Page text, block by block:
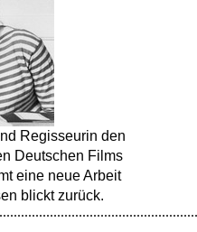
Regisseurin den
Deutschen Films
eine neue Arbeit
blickt zurück.